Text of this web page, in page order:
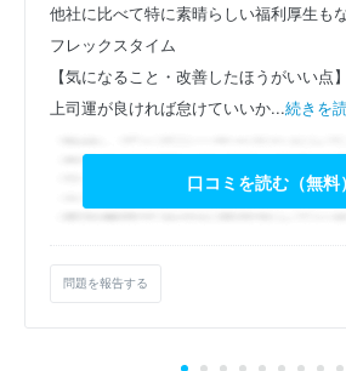
他社に比べて特に素晴らしい福利厚生も
フレックスタイム
【気になること・改善したほうがいい点】
上司運が良ければ怠けていいか...続きを
口コミを読む（無料）
問題を報告する